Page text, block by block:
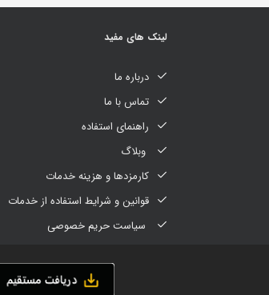
لینک های مفید
درباره ما
تماس با ما
راهنمای استفاده
کارمزدها و هزینه خدمات
قوانین و شرایط استفاده از خدمات